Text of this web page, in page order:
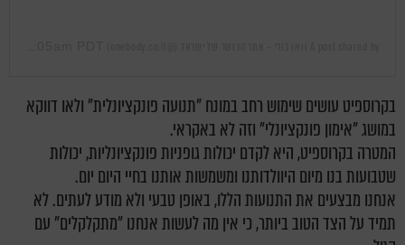
בקרוספיט עושים שימוש רחב במונח "תנועה פונקציונלית" ולאו דווקא
במושג "אימון פונקציונלי" וזה לא באקראי.
המטרה בקרוספיט, היא לקדם יכולות גופניות פונקציונליות, יכולות
שטבועות בנו מיום היוולדותנו ומשמשות אותנו בחיי היום יום.
אנחנו מבצעים את התנועות הללו, באופן טבעי ולא מודע לעתים. לא
תמיד על הצד הטוב ביותר, כי אין מה לעשות אנחנו "מתקלקלים" עם